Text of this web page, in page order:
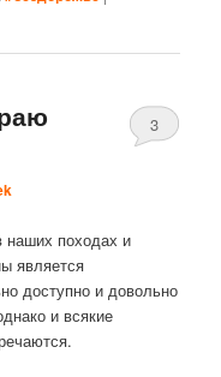
3
наших походах и
является
доступно и довольно
и всякие